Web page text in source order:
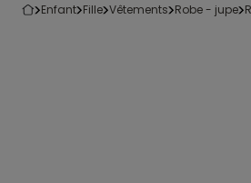
enfant fille vêtements robe - jupe